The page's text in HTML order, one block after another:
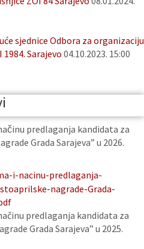
sjednice Odbora za organizaciju
Sarajevo 04.10.2023. 15:00
predlaganja kandidata za
Grada Sarajeva” u 2026.
i-nacinu-predlaganja-
nagrade-Grada-
predlaganja kandidata za
Grada Sarajeva” u 2025.